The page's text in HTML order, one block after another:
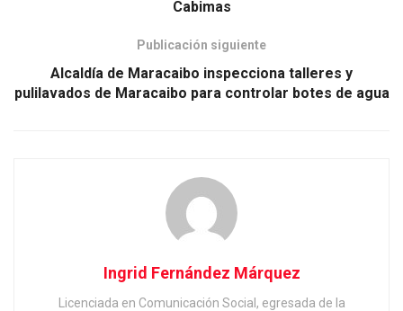
Cabimas
Publicación siguiente
Alcaldía de Maracaibo inspecciona talleres y
pulilavados de Maracaibo para controlar botes de agua
Ingrid Fernández Márquez
Licenciada en Comunicación Social, egresada de la